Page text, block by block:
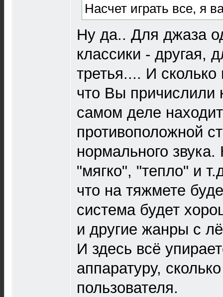
Насчет играть все, я
Ну да.. Для джаза
классики - другая,
третья.... И
что Вы причислили
самом деле
противоположной
нормального звука.
"мягко", "тепло" и
что на тяжмете
система будет
и другие жанры с
И здесь всё
аппаратуру,
пользователя.